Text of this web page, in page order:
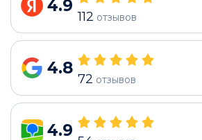
4.9
112 отзывов
4.8
72 отзывов
4.9